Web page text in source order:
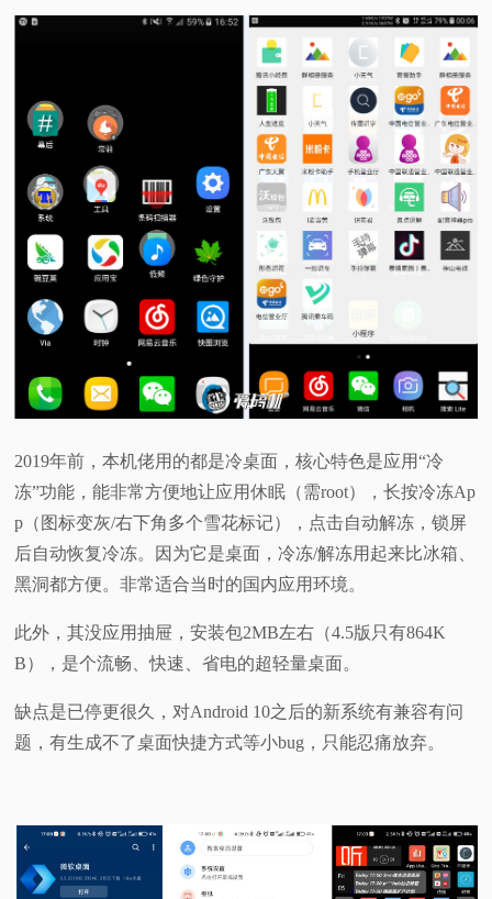
2019年前，本机佬用的都是冷桌面，核心特色是应用“冷
冻”功能，能非常方便地让应用休眠（需root），长按冷冻Ap
p（图标变灰/右下角多个雪花标记），点击自动解冻，锁屏
后自动恢复冷冻。因为它是桌面，冷冻/解冻用起来比冰箱、
黑洞都方便。非常适合当时的国内应用环境。
此外，其没应用抽屉，安装包2MB左右（4.5版只有864K
B），是个流畅、快速、省电的超轻量桌面。
缺点是已停更很久，对Android 10之后的新系统有兼容有问
题，有生成不了桌面快捷方式等小bug，只能忍痛放弃。